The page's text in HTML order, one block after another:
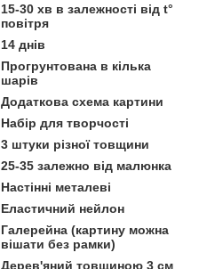
15-30 хв в залежності від t°
повітря
14 днів
Прогрунтована в кілька
шарів
Додаткова схема картини
Набір для творчості
3 штуки різної товщини
25-35 залежно від малюнка
Настінні металеві
Еластичний нейлон
Галерейна (картину можна
вішати без рамки)
Дерев'яний товщиною 3 см